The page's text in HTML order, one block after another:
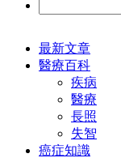
最新文章
醫療百科
疾病
醫療
長照
失智
癌症知識